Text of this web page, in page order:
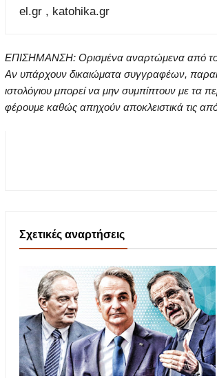
el.gr , katohika.gr
ΕΠΙΣΗΜΑΝΣΗ: Ορισμένα αναρτώμενα από το
Αν υπάρχουν δικαιώματα συγγραφέων,
ιστολόγιου μπορεί να μην συμπίπτουν με τα
φέρουμε καθώς απηχούν αποκλειστικά τις
Σχετικές αναρτήσεις